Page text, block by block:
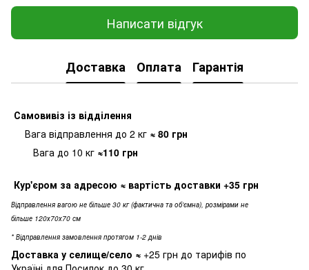
Написати відгук
Доставка Оплата Гарантія
Самовивіз із відділення
Вага відправлення до 2 кг ≈ 80 грн
Вага до 10 кг ≈110 грн
Кур'єром за адресою ≈ вартість доставки +35 грн
Відправлення вагою не більше 30 кг (фактична та об'ємна), розмірами не
більше 120х70х70 см
* Відправлення замовлення протягом 1-2 днів
Доставка у селище/село ≈ +25 грн до тарифів по